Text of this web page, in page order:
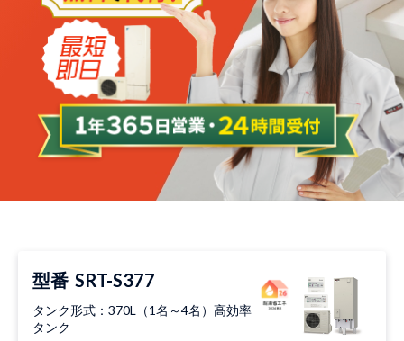
型番 SRT-S377
タンク形式：370L（1名～4名）高効率
タンク